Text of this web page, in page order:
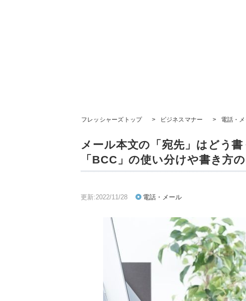
フレッシャーズトップ > ビジネスマナー > 電話・
メール本文の「宛先」はどう書
「BCC」の使い分けや書き方
更新:2022/11/28 電話・メール